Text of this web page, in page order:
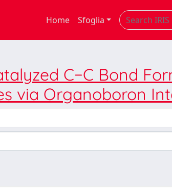
Home Sfoglia
C−C Bond
via Organoboron